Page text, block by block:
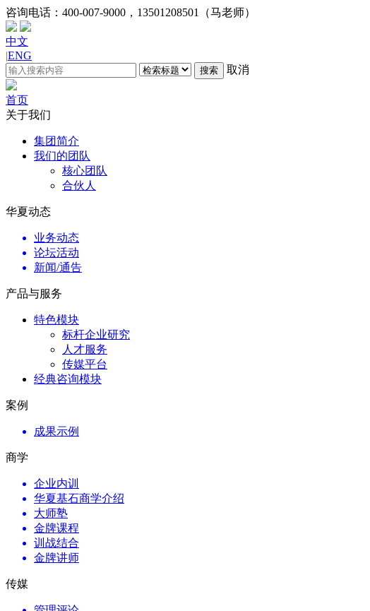
咨询电话： 400-007-9000，13501208501（马老师）
中文
|ENG
搜索 取消
首页
关于我们
集团简介
我们的团队
核心团队
合伙人
华夏动态
业务动态
论坛活动
新闻/通告
产品与服务
特色模块
标杆企业研究
人才服务
传媒平台
经典咨询模块
案例
成果示例
商学
企业内训
华夏基石商学介绍
大师塾
金牌课程
训战结合
金牌讲师
传媒